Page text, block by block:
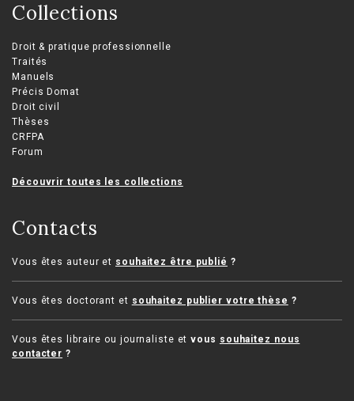
Collections
Droit & pratique professionnelle
Traités
Manuels
Précis Domat
Droit civil
Thèses
CRFPA
Forum
Découvrir toutes les collections
Contacts
Vous êtes auteur et souhaitez être publié ?
Vous êtes doctorant et souhaitez publier votre thèse ?
Vous êtes libraire ou journaliste etvous souhaitez nous
contacter ?